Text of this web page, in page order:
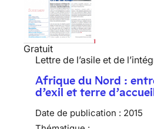
Gratuit
Lettre de l’asile et de
Afrique du Nord :
d’exil et terre
Date de publication : 2015